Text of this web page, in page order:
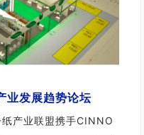
业发展趋势论坛
产业联盟携手CINNO